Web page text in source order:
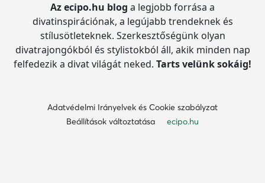
Az ecipo.hu blog a legjobb forrása a
divatinspirációnak, a legújabb trendeknek és
stílusötleteknek. Szerkesztőségünk olyan
divatrajongókból és stylistokból áll, akik minden nap
felfedezik a divat világát neked. Tarts velünk sokáig!
Adatvédelmi Irányelvek és Cookie szabályzat
Beállítások változtatása
ecipo.hu